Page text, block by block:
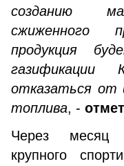
созданию
сжиженного
продукция
отказаться от
топлива, -
Через месяц
крупного